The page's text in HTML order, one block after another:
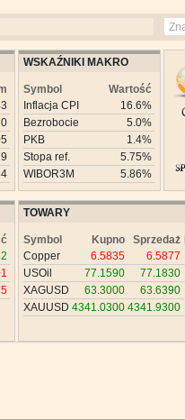
WSKAŹNIKI MAKRO
Symbol
Wartość
Inflacja CPI
16.6%
Bezrobocie
5.0%
PKB
1.4%
Stopa ref.
5.75%
WIBOR3M
5.86%
TOWARY
Symbol Kupno Sprzedaż
Copper
6.5835 6.5877
USOil
77.1590 77.1830
XAGUSD
63.3000 63.6390
XAUUSD 4341.0300 4341.9300